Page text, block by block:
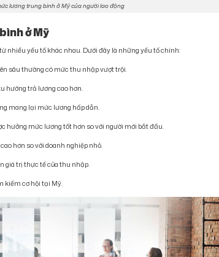
lương trung bình ở Mỹ của người lao động
ở Mỹ
nhiều yếu tố khác nhau. Dưới đây là những yếu tố chính:
sâu thường có mức thu nhập vượt trội.
hướng trả lương cao hơn.
mang lại mức lương hấp dẫn.
hưởng mức lương tốt hơn so với người mới bắt đầu.
hơn so với doanh nghiệp nhỏ.
giá trị thực tế của thu nhập.
kiếm cơ hội tại Mỹ.